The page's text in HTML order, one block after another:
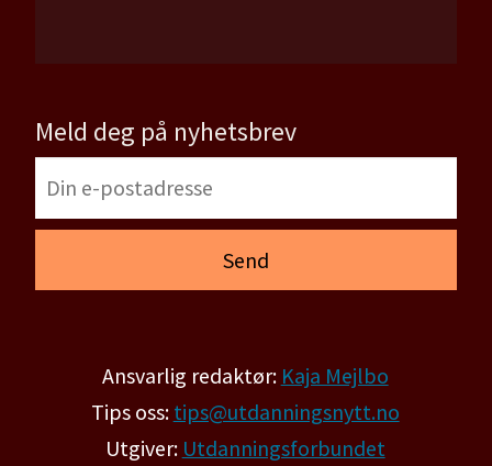
Meld deg på nyhetsbrev
Ansvarlig redaktør: Kaja Mejlbo
Tips oss: tips@utdanningsnytt.no
Utgiver: Utdanningsforbundet